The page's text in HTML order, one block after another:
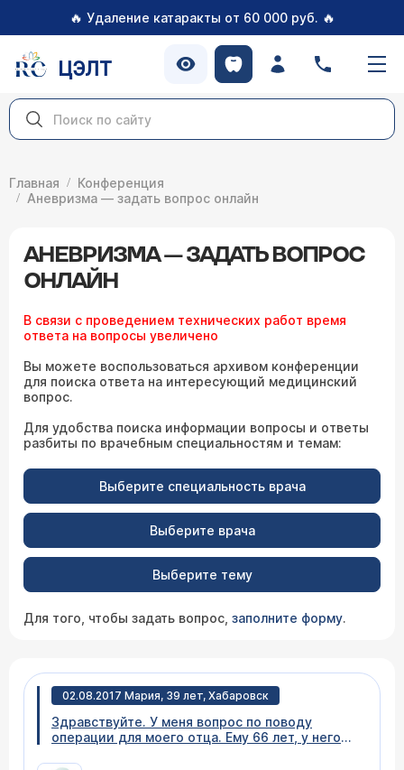
🔥 Удаление катаракты от 60 000 руб. 🔥
ЦЭЛТ
Главная
Конференция
Аневризма — задать вопрос онлайн
АНЕВРИЗМА — ЗАДАТЬ ВОПРОС
ОНЛАЙН
В связи с проведением технических работ время
ответа на вопросы увеличено
Вы можете воспользоваться архивом конференции
для поиска ответа на интересующий медицинский
вопрос.
Для удобства поиска информации вопросы и ответы
разбиты по врачебным специальностям и темам:
Выберите специальность врача
Выберите врача
Выберите тему
Для того, чтобы задать вопрос, заполните форму.
02.08.2017 Мария, 39 лет, Хабаровск
Здравствуйте. У меня вопрос по поводу
операции для моего отца. Ему 66 лет, у него